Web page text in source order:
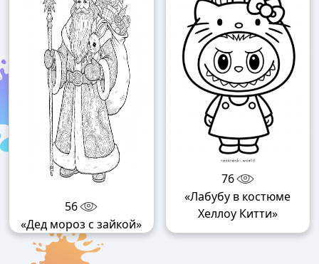
56
«Дед мороз с зайкой»
76
«Лабубу в костюме
Хеллоу Китти»